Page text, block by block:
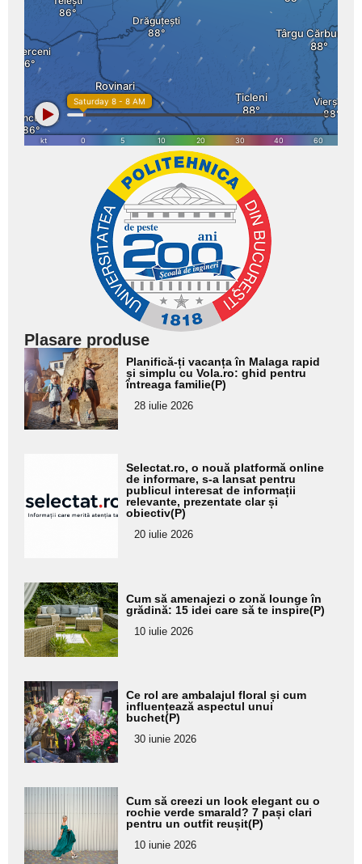
Plasare produse
Adaugă
aici textul
pentru
subtitlu
Planifică-ți vacanța în Malaga rapid
și simplu cu Vola.ro: ghid pentru
întreaga familie(P)
28 iulie 2026
pentru
subtitlu
Selectat.ro, o nouă platformă online
de informare, s-a lansat pentru
publicul interesat de informații
relevante, prezentate clar și
obiectiv(P)
20 iulie 2026
Adaugă
aici textul
pentru
subtitlu
Cum să amenajezi o zonă lounge în
grădină: 15 idei care să te inspire(P)
10 iulie 2026
Adaugă
aici textul
pentru
subtitlu
Ce rol are ambalajul floral și cum
influențează aspectul unui
buchet(P)
30 iunie 2026
Adaugă
aici textul
pentru
subtitlu
Cum să creezi un look elegant cu o
rochie verde smarald? 7 pași clari
pentru un outfit reușit(P)
10 iunie 2026